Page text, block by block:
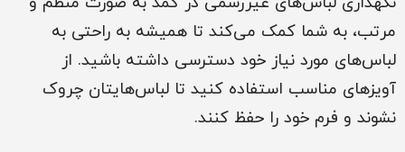
مرتب، به شما کمک می‌کند تا همیشه به راحتی به
لباس‌های مورد نیاز خود دسترسی داشته باشید. از
آویزهای مناسب استفاده کنید تا لباس‌هایتان چروک
نشوند و فرم خود را حفظ کنند.